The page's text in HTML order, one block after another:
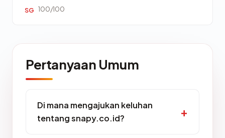
SG 100/100
Pertanyaan Umum
Di mana mengajukan keluhan
tentang snapy.co.id?